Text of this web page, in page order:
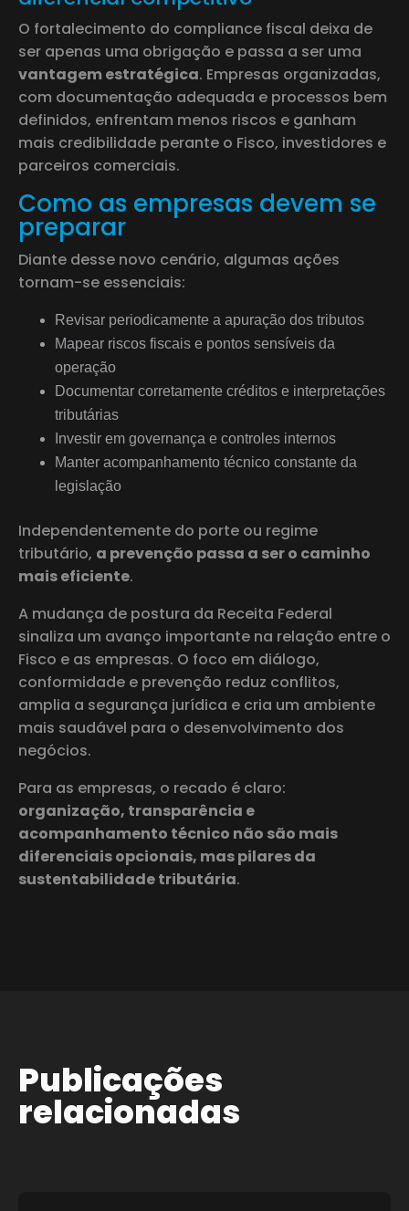
O fortalecimento do compliance fiscal deixa de
ser apenas uma obrigação e passa a ser uma
vantagem estratégica. Empresas organizadas,
com documentação adequada e processos bem
definidos, enfrentam menos riscos e ganham
mais credibilidade perante o Fisco, investidores e
parceiros comerciais.
Como as empresas devem se
preparar
Diante desse novo cenário, algumas ações
tornam-se essenciais:
Revisar periodicamente a apuração dos tributos
Mapear riscos fiscais e pontos sensíveis da
operação
Documentar corretamente créditos e interpretações
tributárias
Investir em governança e controles internos
Manter acompanhamento técnico constante da
legislação
Independentemente do porte ou regime
tributário, a prevenção passa a ser o caminho
mais eficiente.
A mudança de postura da Receita Federal
sinaliza um avanço importante na relação entre o
Fisco e as empresas. O foco em diálogo,
conformidade e prevenção reduz conflitos,
amplia a segurança jurídica e cria um ambiente
mais saudável para o desenvolvimento dos
negócios.
Para as empresas, o recado é claro:
organização, transparência e
acompanhamento técnico não são mais
diferenciais opcionais, mas pilares da
sustentabilidade tributária.
Publicações
relacionadas